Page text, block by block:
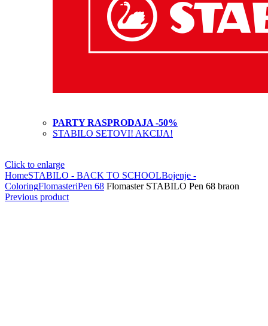
PARTY RASPRODAJA -50%
STABILO SETOVI! AKCIJA!
Click to enlarge
HomeSTABILO - BACK TO SCHOOLBojenje -
ColoringFlomasteriPen 68 Flomaster STABILO Pen 68 braon
Previous product